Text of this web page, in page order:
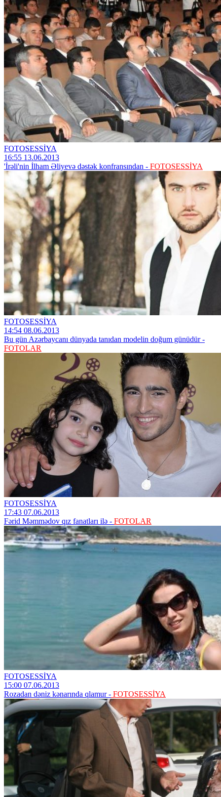
FOTOSESSİYA
16:55 13.06.2013
'İrəli'nin İlham Əliyevə dəstək konfransından - FOTOSESSİYA
FOTOSESSİYA
14:54 08.06.2013
Bu gün Azərbaycanı dünyada tanıdan modelin doğum günüdür -
FOTOLAR
FOTOSESSİYA
17:43 07.06.2013
Fərid Məmmədov qız fanatları ilə - FOTOLAR
FOTOSESSİYA
15:00 07.06.2013
Rozadan dəniz kənarında qlamur - FOTOSESSİYA